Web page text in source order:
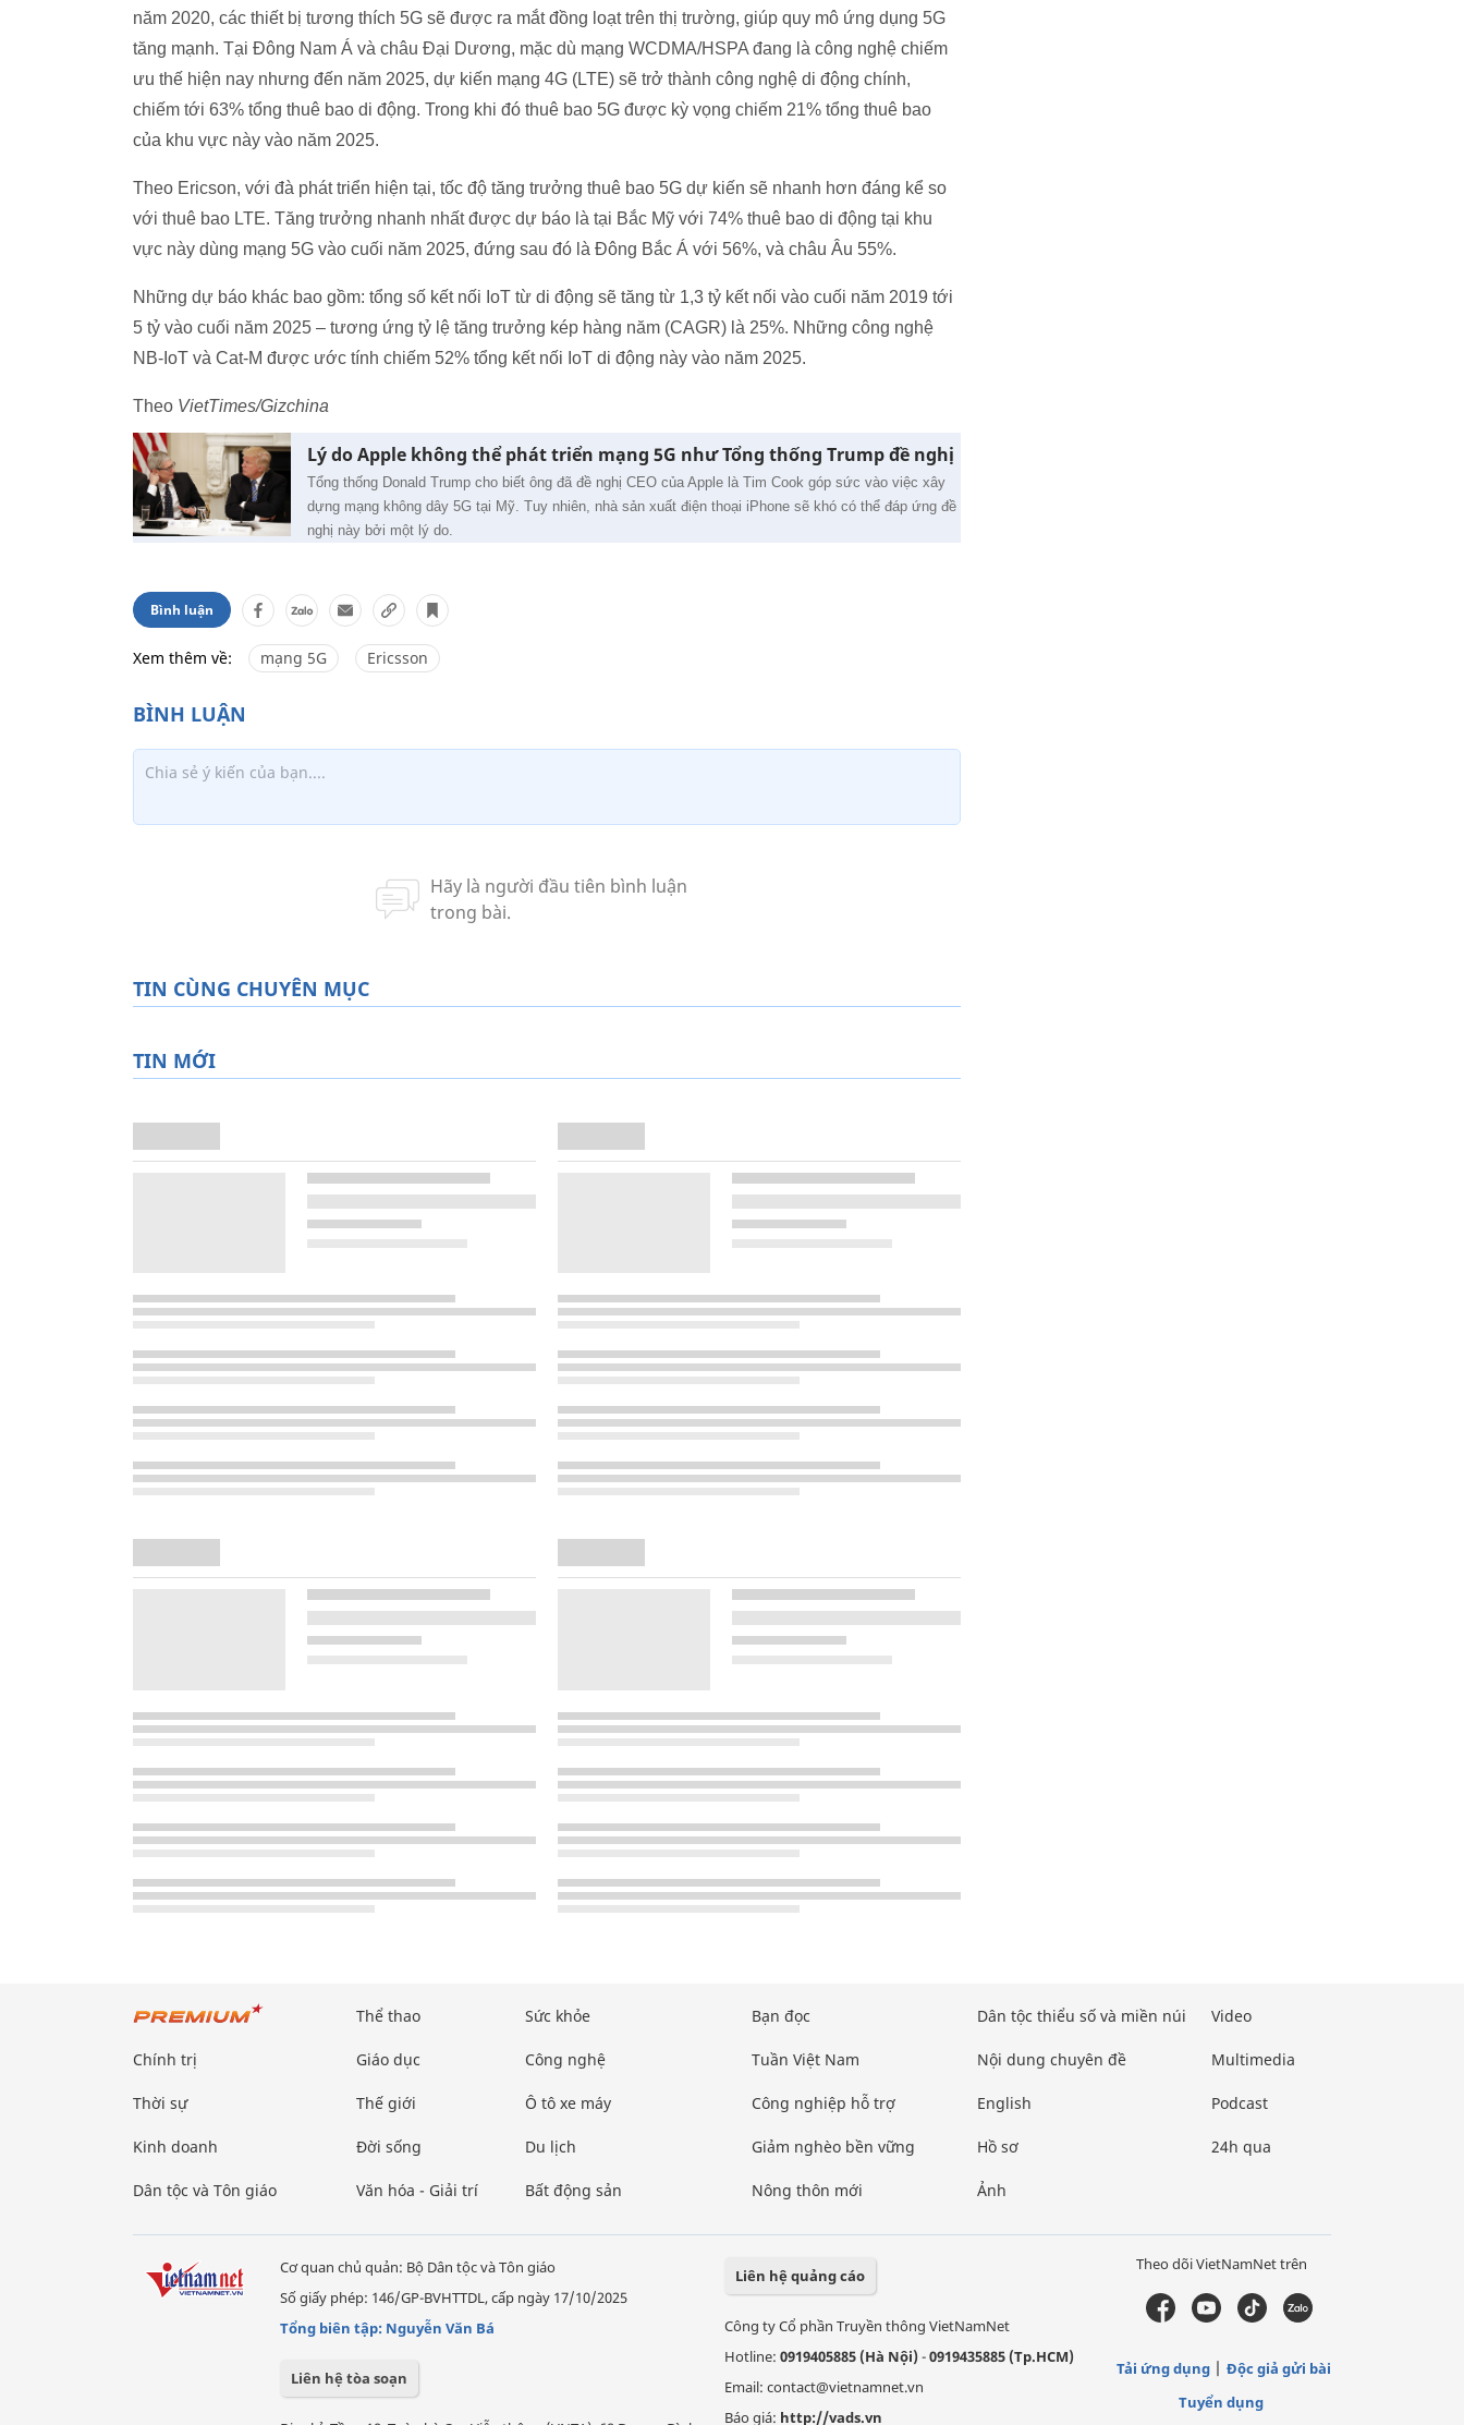
năm 2020, các thiết bị tương thích 5G sẽ được ra mắt đồng loạt trên thị trường, giúp quy mô ứng dụng 5G
tăng mạnh. Tại Đông Nam Á và châu Đại Dương, mặc dù mạng WCDMA/HSPA đang là công nghệ chiếm
ưu thế hiện nay nhưng đến năm 2025, dự kiến mạng 4G (LTE) sẽ trở thành công nghệ di động chính,
chiếm tới 63% tổng thuê bao di động. Trong khi đó thuê bao 5G được kỳ vọng chiếm 21% tổng thuê bao
của khu vực này vào năm 2025.
Theo Ericson, với đà phát triển hiện tại, tốc độ tăng trưởng thuê bao 5G dự kiến sẽ nhanh hơn đáng kể so
với thuê bao LTE. Tăng trưởng nhanh nhất được dự báo là tại Bắc Mỹ với 74% thuê bao di động tại khu
vực này dùng mạng 5G vào cuối năm 2025, đứng sau đó là Đông Bắc Á với 56%, và châu Âu 55%.
Những dự báo khác bao gồm: tổng số kết nối IoT từ di động sẽ tăng từ 1,3 tỷ kết nối vào cuối năm 2019 tới
5 tỷ vào cuối năm 2025 – tương ứng tỷ lệ tăng trưởng kép hàng năm (CAGR) là 25%. Những công nghệ
NB-IoT và Cat-M được ước tính chiếm 52% tổng kết nối IoT di động này vào năm 2025.
Theo VietTimes/Gizchina
Lý do Apple không thể phát triển mạng 5G như Tổng thống Trump đề nghị
Tổng thống Donald Trump cho biết ông đã đề nghị CEO của Apple là Tim Cook góp sức vào việc xây
dựng mạng không dây 5G tại Mỹ. Tuy nhiên, nhà sản xuất điện thoại iPhone sẽ khó có thể đáp ứng đề
nghị này bởi một lý do.
Bình luận
Xem thêm về: mạng 5G Ericsson
TIN CÙNG CHUYÊN MỤC
TIN MỚI
Chính trị
Thời sự
Kinh doanh
Dân tộc và Tôn giáo
Thể thao
Giáo dục
Thế giới
Đời sống
Văn hóa - Giải trí
Sức khỏe
Công nghệ
Ô tô xe máy
Du lịch
Bất động sản
Bạn đọc
Tuần Việt Nam
Công nghiệp hỗ trợ
Giảm nghèo bền vững
Nông thôn mới
Dân tộc thiểu số và miền núi
Nội dung chuyên đề
English
Hồ sơ
Ảnh
Video
Multimedia
Podcast
24h qua
Cơ quan chủ quản: Bộ Dân tộc và Tôn giáo
Số giấy phép: 146/GP-BVHTTDL, cấp ngày 17/10/2025
Tổng biên tập: Nguyễn Văn Bá
Liên hệ tòa soạn
Liên hệ quảng cáo
Công ty Cổ phần Truyền thông VietNamNet
Hotline: 0919405885 (Hà Nội)-0919435885 (Tp.HCM)
Email: contact@vietnamnet.vn
Báo giá: http://vads.vn
Theo dõi VietNamNet trên
Tải ứng dụng
Độc giả gửi bài
Tuyển dụng